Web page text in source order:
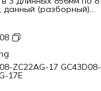
данный (разборный)
Комплект
на одном
UE43J5272AU
ZC22AG-14
коннектор питания
13 GC43D08-
ZC22AG-17
23 Матрицы
856 мм
ZC22AG-17 GC43D08-
17E